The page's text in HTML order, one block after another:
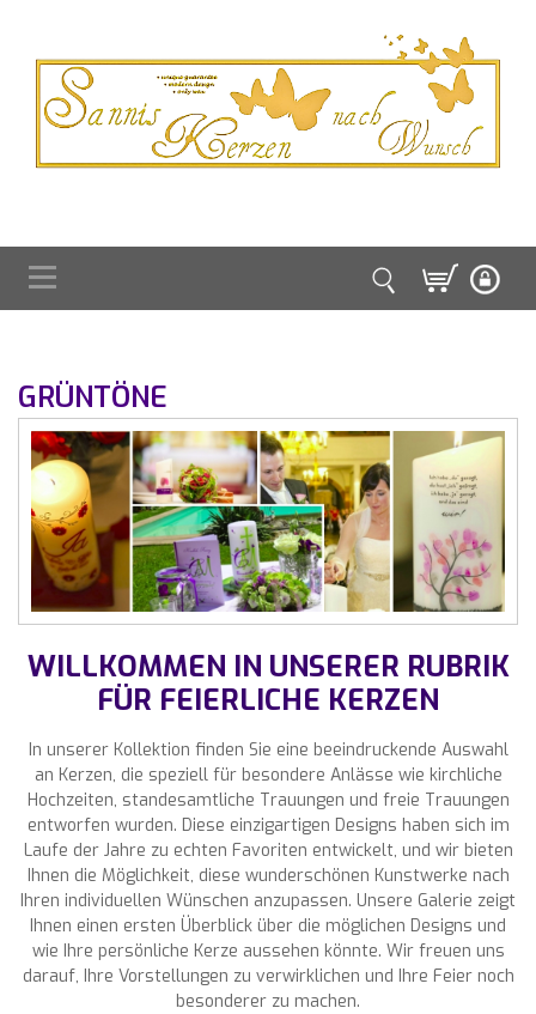
GRÜNTÖNE
WILLKOMMEN IN UNSERER RUBRIK
FÜR FEIERLICHE KERZEN
In unserer Kollektion finden Sie eine beeindruckende Auswahl
an Kerzen, die speziell für besondere Anlässe wie kirchliche
Hochzeiten, standesamtliche Trauungen und freie Trauungen
entworfen wurden. Diese einzigartigen Designs haben sich im
Laufe der Jahre zu echten Favoriten entwickelt, und wir bieten
Ihnen die Möglichkeit, diese wunderschönen Kunstwerke nach
Ihren individuellen Wünschen anzupassen. Unsere Galerie zeigt
Ihnen einen ersten Überblick über die möglichen Designs und
wie Ihre persönliche Kerze aussehen könnte. Wir freuen uns
darauf, Ihre Vorstellungen zu verwirklichen und Ihre Feier noch
besonderer zu machen.